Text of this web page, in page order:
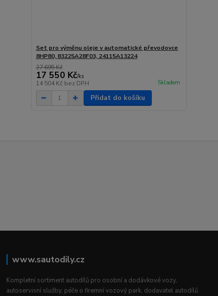
Set pro výměnu oleje v automatické převodovce
8HP80, 83225A28F03, 24115A13224
27 695 Kč
17 550 Kč/ks
14 504 Kč bez DPH Skladem
Přidat do košíku
www.sautodily.cz
Kompletní sortiment autodílů pro osobní a dodávkové vozy,
autoservisní služby, péče o firemní vozový park, dodavatel autodílů